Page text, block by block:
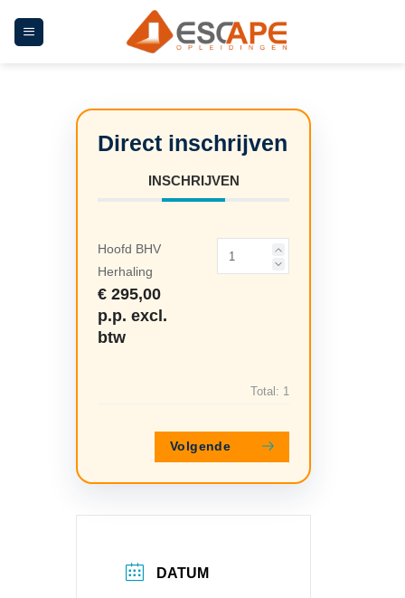
naar
DATUM
INSCHRIJVEN
Hoofd BHV
Herhaling
€ 295,00
p.p. excl.
btw
Total: 1
Volgende